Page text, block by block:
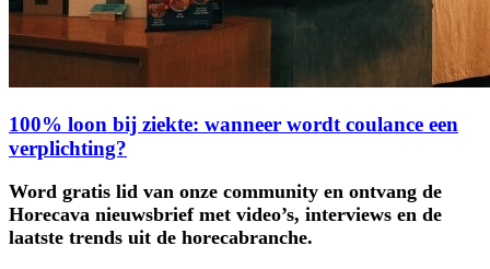
100% loon bij ziekte: wanneer wordt coulance een
verplichting?
Word gratis lid van onze community en ontvang de
Horecava nieuwsbrief met video’s, interviews en de
laatste trends uit de horecabranche.